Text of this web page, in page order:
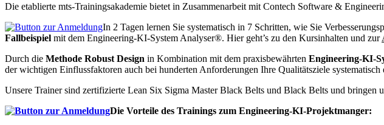
Die etablierte mts-Trainingsakademie bietet in Zusammenarbeit mit Contech Software &
In 2 Tagen lernen Sie systematisch in 7 Schritten, wie Sie
Fallbeispiel mit dem Engineering-KI-System Analyser®. Hier geht’s zu den Kursinhalten und zur
Durch die Methode Robust Design in Kombination mit dem praxisbewährten Engineering-KI-
der wichtigen Einflussfaktoren auch bei hunderten Anforderungen Ihre Qualitätsziele
Unsere Trainer sind zertifizierte Lean Six Sigma Master Black Belts und Black Belts und bringen
Die Vorteile des Trainings zum Engineering-KI-Projektmanger: